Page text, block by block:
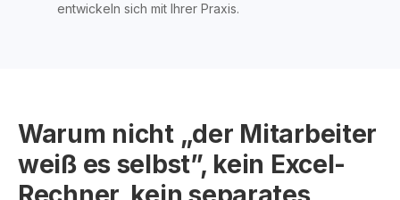
entwickeln sich mit Ihrer Praxis.
Warum nicht „der Mitarbeiter
weiß es selbst”, kein Excel-